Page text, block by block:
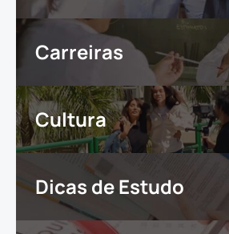
Carreiras
Cultura
Dicas de Estudo